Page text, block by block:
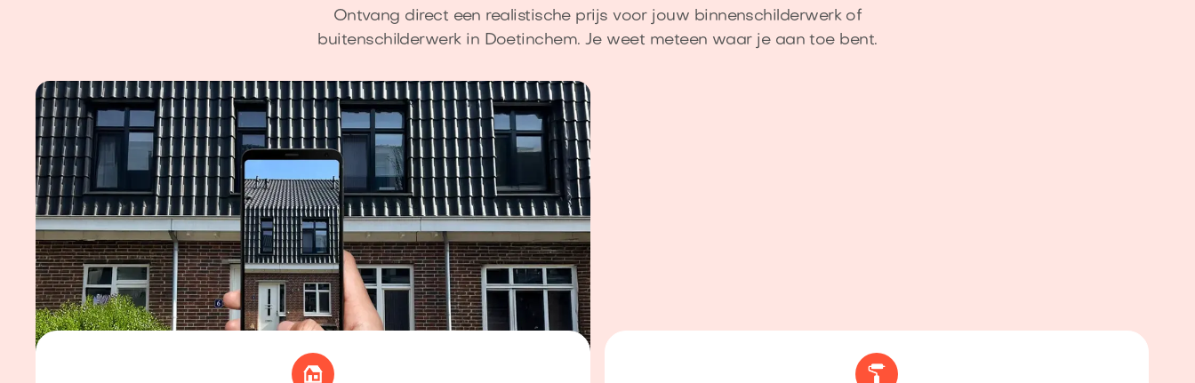
Ontvang direct een realistische prijs voor jouw binnenschilderwerk of
buitenschilderwerk in Doetinchem. Je weet meteen waar je aan toe bent.